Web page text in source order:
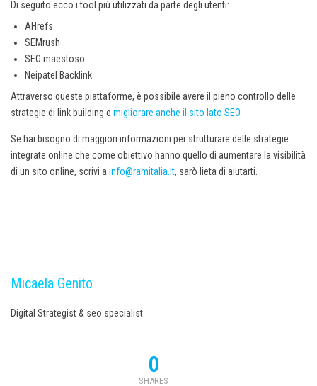
Di seguito ecco i tool più utilizzati da parte degli utenti:
AHrefs
SEMrush
SEO maestoso
Neipatel Backlink
Attraverso queste piattaforme, è possibile avere il pieno controllo delle
strategie di link building e migliorare anche il sito lato SEO.
Se hai bisogno di maggiori informazioni per strutturare delle strategie
integrate online che come obiettivo hanno quello di aumentare la visibilità
di un sito online, scrivi a info@ramitalia.it, sarò lieta di aiutarti.
Micaela Genito
Digital Strategist & seo specialist
0
SHARES